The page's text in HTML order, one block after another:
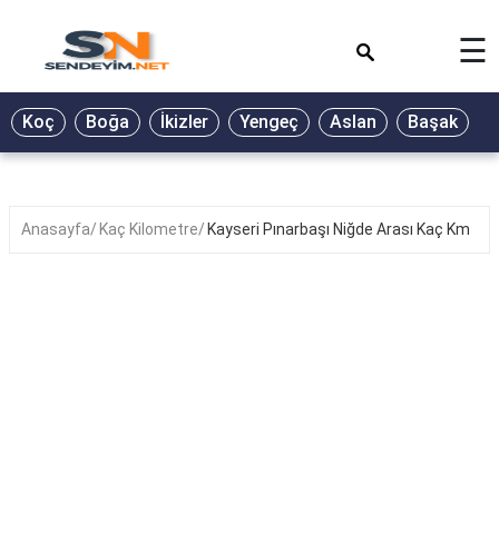
BİYOGRAFİ
GALERİ
☰
Koç Boğa İkizler Yengeç Aslan Başak
Anasayfa Kaç Kilometre Kayseri Pınarbaşı Niğde Arası Kaç Km